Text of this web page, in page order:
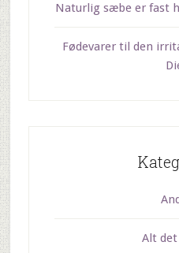
Naturlig sæbe er fast
Fødevarer til den
Alt